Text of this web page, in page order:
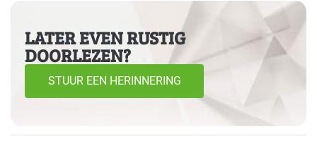
LATER EVEN RUSTIG
DOORLEZEN?
STUUR EEN HERINNERING